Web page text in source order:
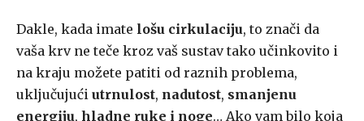
Dakle, kada imate lošu cirkulaciju, to znači da
vaša krv ne teče kroz vaš sustav tako učinkovito i
na kraju možete patiti od raznih problema,
uključujući utrnulost, nadutost, smanjenu
energiju, hladne ruke i noge… Ako vam bilo koja